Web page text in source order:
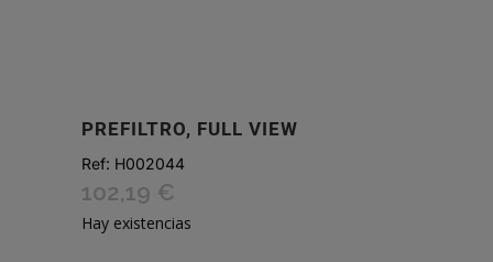
PREFILTRO, FULL VIEW
Ref: H002044
102,19 €
Hay existencias